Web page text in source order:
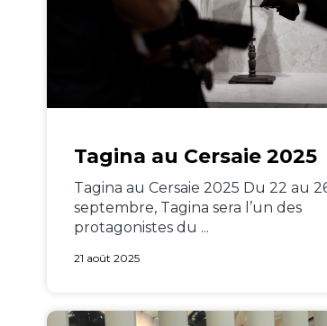
Tagina au Cersaie 2025
Tagina au Cersaie 2025 Du 22 au
septembre, Tagina sera l’un des
protagonistes du ...
21 août 2025